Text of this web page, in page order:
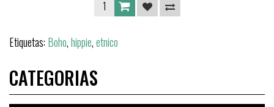
Etiquetas: Boho,hippie,etnico
CATEGORIAS